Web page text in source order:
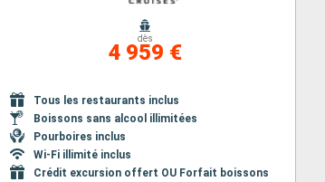
dès
4 959 €
Tous les restaurants inclus
Boissons sans alcool illimitées
Pourboires inclus
Wi-Fi illimité inclus
Crédit excursion offert OU Forfait boissons